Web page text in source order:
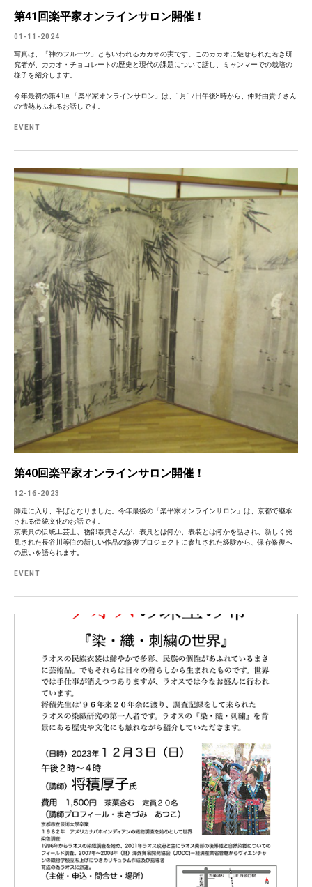
第41回楽平家オンラインサロン開催！
01-11-2024
写真は、「神のフルーツ」ともいわれるカカオの実です。このカカオに魅せられた若き研
究者が、カカオ・チョコレートの歴史と現代の課題について話し、ミャンマーでの栽培の
様子を紹介します。
今年最初の第41回「楽平家オンラインサロン」は、1月17日午後8時から、仲野由貴子さん
の情熱あふれるお話しです。
EVENT
第40回楽平家オンラインサロン開催！
12-16-2023
師走に入り、半ばとなりました。今年最後の「楽平家オンラインサロン」は、京都で継承
される伝統文化のお話です。
京表具の伝統工芸士、物部泰典さんが、表具とは何か、表装とは何かを話され、新しく発
見された長谷川等伯の新しい作品の修復プロジェクトに参加された経験から、保存修復へ
の思いを語られます。
EVENT